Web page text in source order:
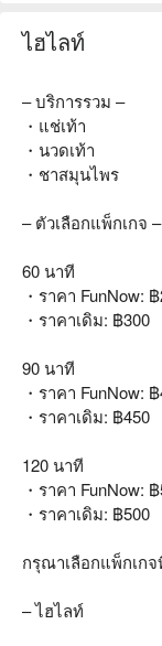
ไฮไลท์
– บริการรวม –
・แช่เท้า
・นวดเท้า
・ชาสมุนไพร
– ตัวเลือกแพ็กเกจ –
60 นาที
・ราคา FunNow:
・ราคาเดิม: ฿300
90 นาที
・ราคา FunNow:
・ราคาเดิม: ฿450
120 นาที
・ราคา FunNow:
・ราคาเดิม: ฿500
กรุณาเลือกแพ็กเก
– ไฮไลท์